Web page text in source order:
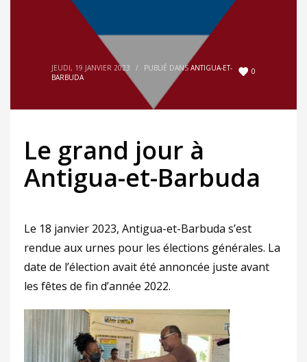
0
JEUDI, 19 JANVIER 2023 / PUBLIÉ DANS ANTIGUA-ET-
BARBUDA
Le grand jour à
Antigua-et-Barbuda
Le 18 janvier 2023, Antigua-et-Barbuda s’est
rendue aux urnes pour les élections générales. La
date de l’élection avait été annoncée juste avant
les fêtes de fin d’année 2022.